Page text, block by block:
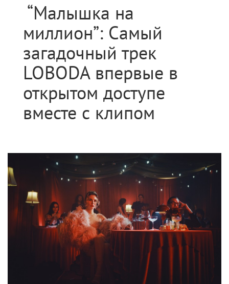
“Малышка на
миллион”: Самый
загадочный трек
LOBODA впервые в
открытом доступе
вместе с клипом